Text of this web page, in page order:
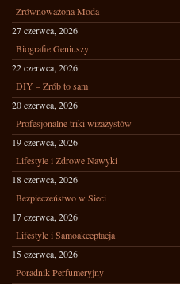
Zrównoważona Moda
27 czerwca, 2026
Biografie Geniuszy
22 czerwca, 2026
DIY – Zrób to sam
20 czerwca, 2026
Profesjonalne triki wizażystów
19 czerwca, 2026
Lifestyle i Zdrowe Nawyki
18 czerwca, 2026
Bezpieczeństwo w Sieci
17 czerwca, 2026
Lifestyle i Samoakceptacja
15 czerwca, 2026
Poradnik Perfumeryjny